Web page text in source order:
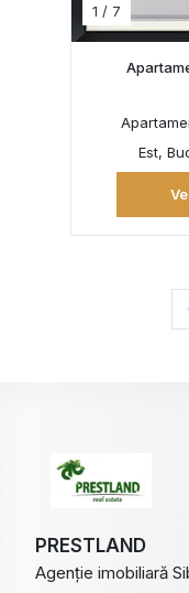
1 / 7
Est,
PRESTLAND
Agenție imobiliară